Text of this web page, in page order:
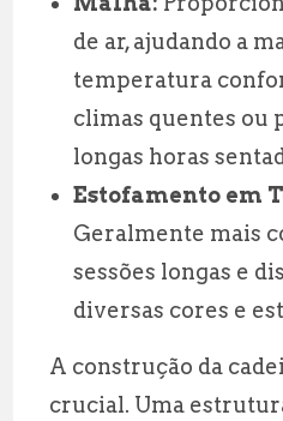
de ar, ajudando a
temperatura
climas quentes ou
longas horas
Estofamento em
Geralmente mais
sessões longas e
diversas cores e
A construção da
crucial. Uma